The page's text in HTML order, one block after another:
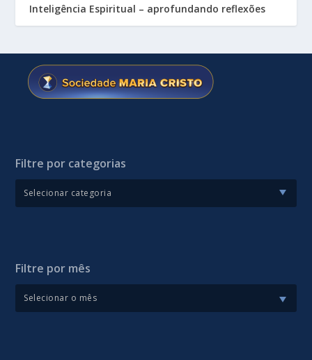
Inteligência Espiritual – aprofundando reflexões
Filtre por categorias
Filtre por mês